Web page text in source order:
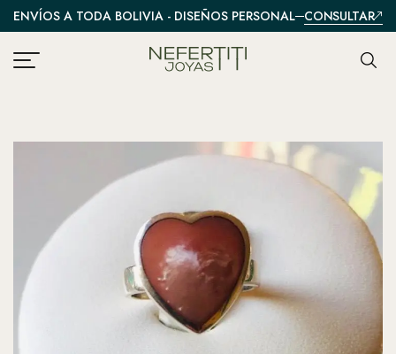
ENVÍOS A TODA BOLIVIA - DISEÑOS PERSONALIZADOS
CONSULTAR